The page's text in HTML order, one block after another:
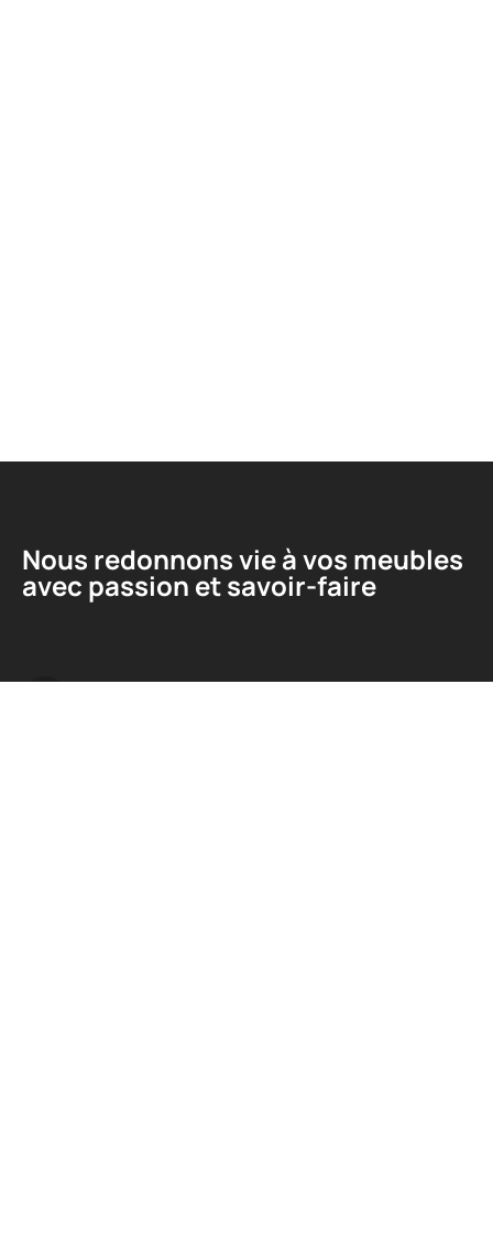
Nous redonnons vie à vos meubles
avec passion et savoir-faire